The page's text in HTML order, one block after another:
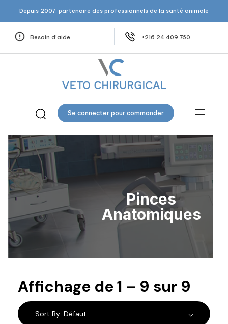
Depuis 2007, partenaire des professionnels de la santé animale
Besoin d’aide +216 24 409 760
Se connecter pour commander
Pinces
Anatomiques
Affichage de 1 – 9 sur 9
résultats
Sort By: Défaut